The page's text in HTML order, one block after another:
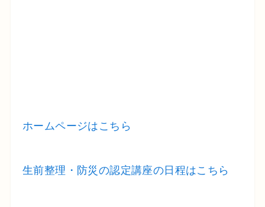
ホームページはこちら
生前整理・防災の認定講座の日程はこちら